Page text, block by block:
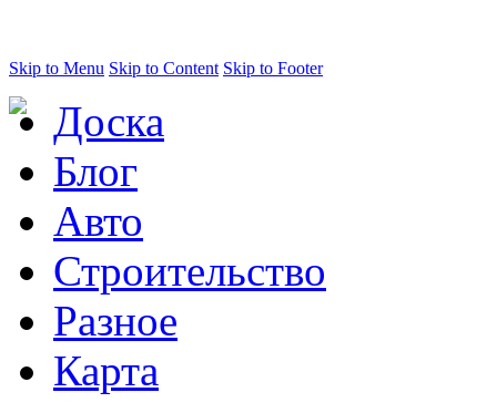
Skip to Menu Skip to Content Skip to Footer
Доска
Блог
Авто
Строительство
Разное
Карта